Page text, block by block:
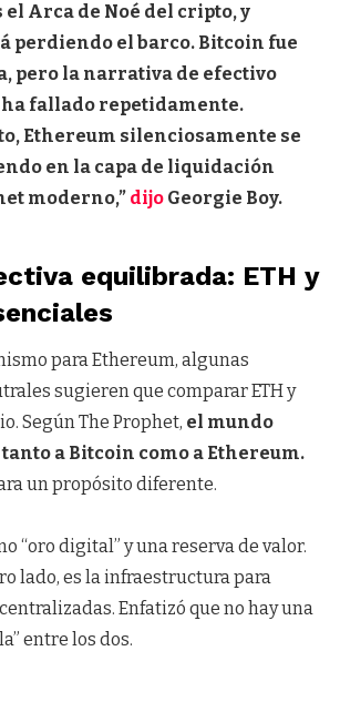
el Arca de Noé del cripto, y
perdiendo el barco. Bitcoin fue
pero la narrativa de efectivo
fallado repetidamente.
Ethereum silenciosamente se
en la capa de liquidación
moderno,” dijo Georgie Boy.
equilibrada: ETH y
para Ethereum, algunas
sugieren que comparar ETH y
Según The Prophet, el mundo
a Bitcoin como a Ethereum.
un propósito diferente.
“oro digital” y una reserva de valor.
lado, es la infraestructura para
Enfatizó que no hay una
entre los dos.